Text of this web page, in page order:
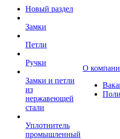
Новый раздел
Замки
Петли
Ручки
Замки и петли
из
нержавеющей
стали
Уплотнитель
промышленный
О